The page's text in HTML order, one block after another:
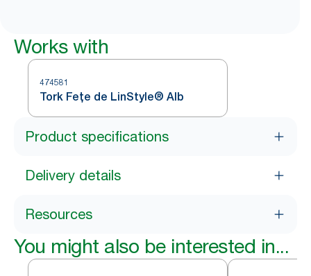
Works with
474581
Tork Fețe de LinStyle® Alb
Product specifications
Delivery details
Resources
You might also be interested in...